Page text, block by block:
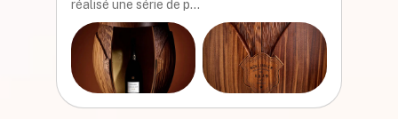
réalisé une série de p...